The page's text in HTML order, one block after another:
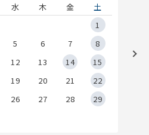
水 木 金
土
1
5 6 7
8
12 13 14
15
19 20 21
22
26 27 28
29